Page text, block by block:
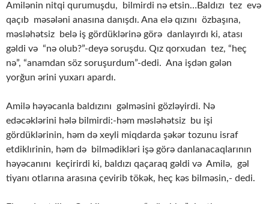
Amilənin nitqi qurumuşdu, bilmirdi nə etsin…Baldızı tez evə
qaçıb məsələni anasına danışdı. Ana elə qızını özbaşına,
məsləhətsiz belə iş gördüklərinə görə danlayırdı ki, atası
gəldi və “nə olub?”-deyə soruşdu. Qız qorxudan tez, “heç
nə”, “anamdan söz soruşurdum”-dedi. Ana işdən gələn
yorğun ərini yuxarı apardı.
Amilə həyəcanla baldızını gəlməsini gözləyirdi. Nə
edəcəklərini hələ bilmirdi:-həm məsləhətsiz bu işi
gördüklərinin, həm də xeyli miqdarda şəkər tozunu israf
etdiklırinin, həm də bilmədikləri işə görə danlanacaqlarının
həyəcanını keçirirdi ki, baldızı qaçaraq gəldi və Amilə, gəl
tiyanı otlarına arasına çevirib tökək, heç kəs bilməsin,- dedi.